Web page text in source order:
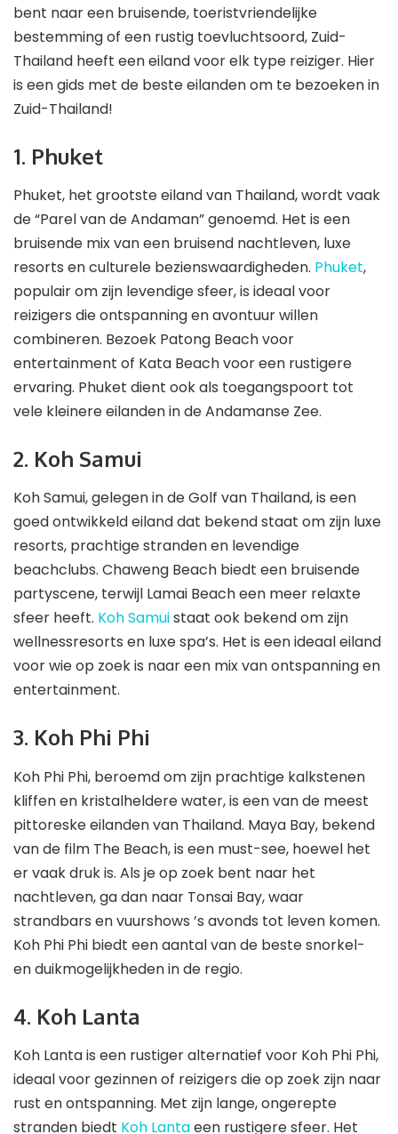
bent naar een bruisende, toeristvriendelijke
bestemming of een rustig toevluchtsoord, Zuid-
Thailand heeft een eiland voor elk type reiziger. Hier
is een gids met de beste eilanden om te bezoeken in
Zuid-Thailand!
1. Phuket
Phuket, het grootste eiland van Thailand, wordt vaak
de “Parel van de Andaman” genoemd. Het is een
bruisende mix van een bruisend nachtleven, luxe
resorts en culturele bezienswaardigheden. Phuket,
populair om zijn levendige sfeer, is ideaal voor
reizigers die ontspanning en avontuur willen
combineren. Bezoek Patong Beach voor
entertainment of Kata Beach voor een rustigere
ervaring. Phuket dient ook als toegangspoort tot
vele kleinere eilanden in de Andamanse Zee.
2. Koh Samui
Koh Samui, gelegen in de Golf van Thailand, is een
goed ontwikkeld eiland dat bekend staat om zijn luxe
resorts, prachtige stranden en levendige
beachclubs. Chaweng Beach biedt een bruisende
partyscene, terwijl Lamai Beach een meer relaxte
sfeer heeft. Koh Samuistaat ook bekend om zijn
wellnessresorts en luxe spa’s. Het is een ideaal eiland
voor wie op zoek is naar een mix van ontspanning en
entertainment.
3. Koh Phi Phi
Koh Phi Phi, beroemd om zijn prachtige kalkstenen
kliffen en kristalheldere water, is een van de meest
pittoreske eilanden van Thailand. Maya Bay, bekend
van de film The Beach, is een must-see, hoewel het
er vaak druk is. Als je op zoek bent naar het
nachtleven, ga dan naar Tonsai Bay, waar
strandbars en vuurshows ’s avonds tot leven komen.
Koh Phi Phi biedt een aantal van de beste snorkel-
en duikmogelijkheden in de regio.
4. Koh Lanta
Koh Lanta is een rustiger alternatief voor Koh Phi Phi,
ideaal voor gezinnen of reizigers die op zoek zijn naar
rust en ontspanning. Met zijn lange, ongerepte
stranden biedt Koh Lantaeen rustigere sfeer. Het